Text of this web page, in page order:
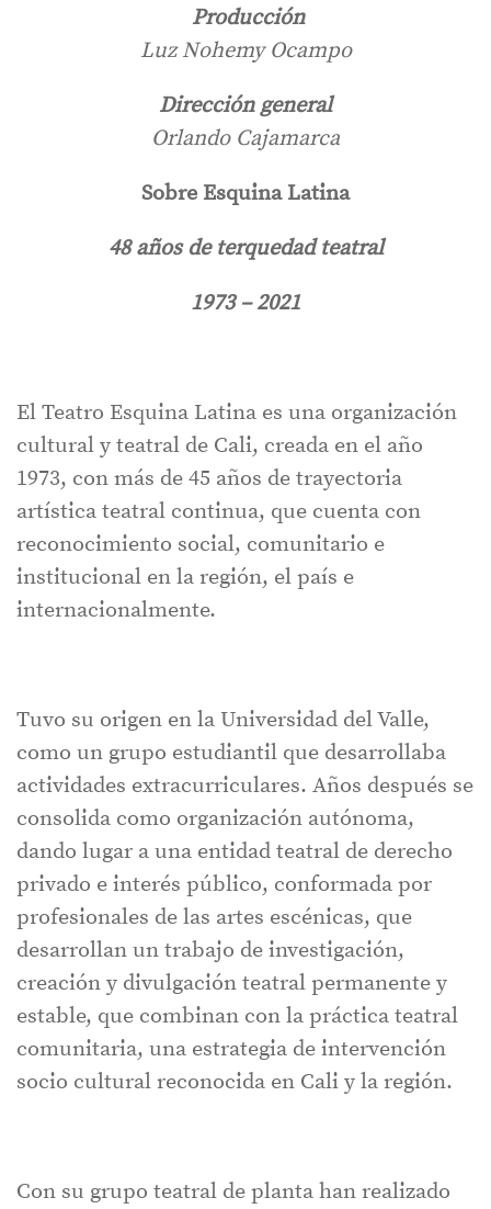
Producción
Luz Nohemy Ocampo
Dirección general
Orlando Cajamarca
Sobre Esquina Latina
48 años de terquedad teatral
1973 – 2021
El Teatro Esquina Latina es una organización
cultural y teatral de Cali, creada en el año
1973, con más de 45 años de trayectoria
artística teatral continua, que cuenta con
reconocimiento social, comunitario e
institucional en la región, el país e
internacionalmente.
Tuvo su origen en la Universidad del Valle,
como un grupo estudiantil que desarrollaba
actividades extracurriculares. Años después se
consolida como organización autónoma,
dando lugar a una entidad teatral de derecho
privado e interés público, conformada por
profesionales de las artes escénicas, que
desarrollan un trabajo de investigación,
creación y divulgación teatral permanente y
estable, que combinan con la práctica teatral
comunitaria, una estrategia de intervención
socio cultural reconocida en Cali y la región.
Con su grupo teatral de planta han realizado